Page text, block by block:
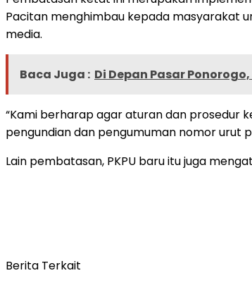
Pacitan menghimbau kepada masyarakat
media.
Baca Juga : Di Depan Pasar
“Kami berharap agar aturan dan prosedur
pengundian dan pengumuman nomor urut
Lain pembatasan, PKPU baru itu juga
Berita Terkait